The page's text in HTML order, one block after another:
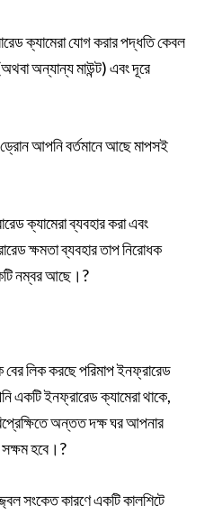
ক্যামেরা যোগ করার পদ্ধতি কেবল
অন্যান্য মাউন্ট) এবং দূরে
ড্রোন আপনি বর্তমানে আছে মাপসই
ক্যামেরা ব্যবহার করা এবং
ক্ষমতা ব্যবহার তাপ নিরোধক
নম্বর আছে।?
লিক করছে পরিমাপ ইনফ্রারেড
একটি ইনফ্রারেড ক্যামেরা থাকে,
অন্তত দক্ষ ঘর আপনার
সক্ষম হবে।?
সংকেত কারণে একটি কালশিটে